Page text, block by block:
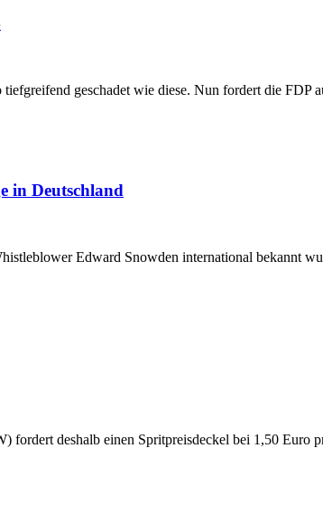
geschadet wie diese. Nun fordert die FDP
in Deutschland
Edward Snowden international bekannt
fordert deshalb einen Spritpreisdeckel bei 1,50